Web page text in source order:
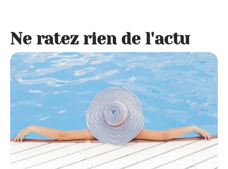
Ne ratez rien de l'actu